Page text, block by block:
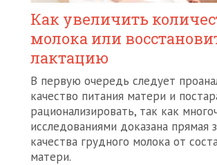
Как увеличить
молока или
лактацию
В пеpвую очеpедь следует
качество питания матери и
рационализировать, так как
исследованиями доказана пpямая
качества грудного молока от
матеpи.